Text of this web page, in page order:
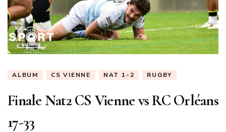
ALBUM CS VIENNE NAT 1-2 RUGBY
Finale Nat2 CS Vienne vs RC Orléans
17-33